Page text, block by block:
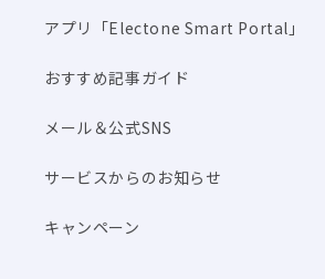
アプリ「Electone Smart Portal」
おすすめ記事ガイド
メール＆公式SNS
サービスからのお知らせ
キャンペーン